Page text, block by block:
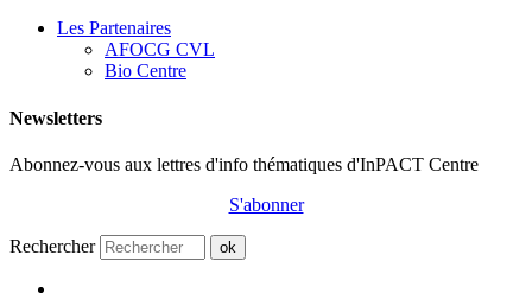
Les Partenaires
AFOCG CVL
Bio Centre
Newsletters
Abonnez-vous aux lettres d'info thématiques d'InPACT Centre
S'abonner
Rechercher ok